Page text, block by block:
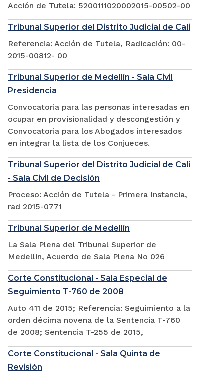
Acción de Tutela: 5200111020002015-00502-00
Tribunal Superior del Distrito Judicial de Cali
Referencia: Acción de Tutela, Radicación: 00-
2015-00812- 00
Tribunal Superior de Medellín - Sala Civil
Presidencia
Convocatoria para las personas interesadas en
ocupar en provisionalidad y descongestión y
Convocatoria para los Abogados interesados
en integrar la lista de los Conjueces.
Tribunal Superior del Distrito Judicial de Cali
- Sala Civil de Decisión
Proceso: Acción de Tutela - Primera Instancia,
rad 2015-0771
Tribunal Superior de Medellín
La Sala Plena del Tribunal Superior de
Medellin, Acuerdo de Sala Plena No 026
Corte Constitucional - Sala Especial de
Seguimiento T-760 de 2008
Auto 411 de 2015; Referencia: Seguimiento a la
orden décima novena de la Sentencia T-760
de 2008; Sentencia T-255 de 2015,
Corte Constitucional - Sala Quinta de
Revisión